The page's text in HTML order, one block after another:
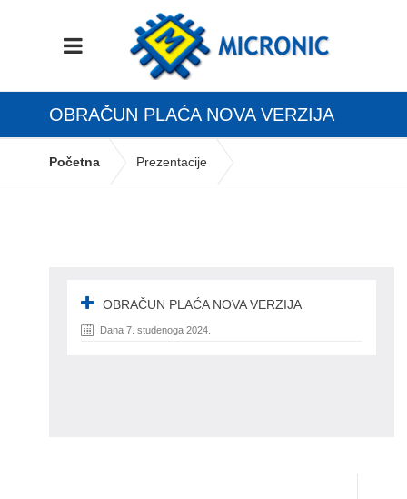
OBRAČUN PLAĆA NOVA VERZIJA
Početna Prezentacije
OBRAČUN PLAĆA NOVA VERZIJA
Dana 7. studenoga 2024.